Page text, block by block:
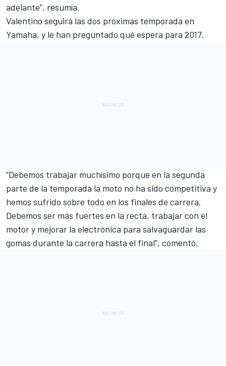
adelante”, resumía.
Valentino seguirá las dos próximas temporada en
Yamaha, y le han preguntado qué espera para 2017.
“Debemos trabajar muchísimo porque en la segunda
parte de la temporada la moto no ha sido competitiva y
hemos sufrido sobre todo en los finales de carrera.
Debemos ser más fuertes en la recta, trabajar con el
motor y mejorar la electrónica para salvaguardar las
gomas durante la carrera hasta el final”, comentó.